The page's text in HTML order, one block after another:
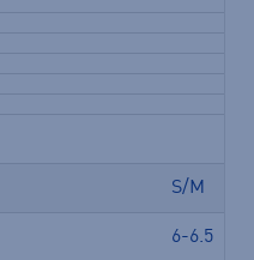
S/M
6-6.5